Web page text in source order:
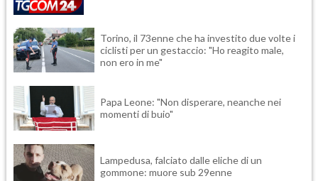
Torino, il 73enne che ha investito due volte i
ciclisti per un gestaccio: "Ho reagito male,
non ero in me"
Papa Leone: "Non disperare, neanche nei
momenti di buio"
Lampedusa, falciato dalle eliche di un
gommone: muore sub 29enne